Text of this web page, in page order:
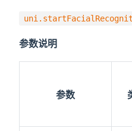
参数说明
参数